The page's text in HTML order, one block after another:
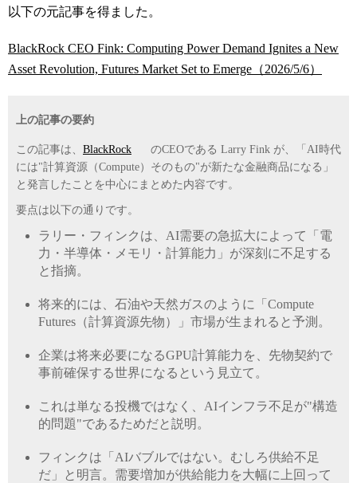
以下の元記事を得ました。
BlackRock CEO Fink: Computing Power Demand Ignites a New
Asset Revolution, Futures Market Set to Emerge（2026/5/6）
上の記事の要約
この記事は、 BlackRock のCEOである Larry Fink が、「AI時代
には"計算資源（Compute）そのもの"が新たな金融商品になる」
と発言したことを中心にまとめた内容です。
要点は以下の通りです。
ラリー・フィンクは、AI需要の急拡大によって「電
力・半導体・メモリ・計算能力」が深刻に不足する
と指摘。
将来的には、石油や天然ガスのように「Compute
Futures（計算資源先物）」市場が生まれると予測。
企業は将来必要になるGPU計算能力を、先物契約で
事前確保する世界になるという見立て。
これは単なる投機ではなく、AIインフラ不足が"構造
的問題"であるためだと説明。
フィンクは「AIバブルではない。むしろ供給不足
だ」と明言。需要増加が供給能力を大幅に上回って